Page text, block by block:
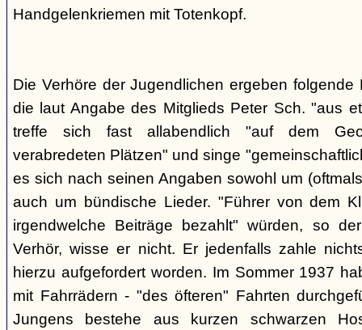
Handgelenkriemen mit Totenkopf.
Die Verhöre der Jugendlichen ergeben folgende
die laut Angabe des Mitglieds Peter Sch. "aus
treffe sich fast allabendlich "auf dem
verabredeten Plätzen" und singe
es sich nach seinen Angaben sowohl um
auch um bündische Lieder. "Führer von dem
irgendwelche Beiträge bezahlt" würden, so
Verhör, wisse er nicht. Er jedenfalls zahle
hierzu aufgefordert worden. Im Sommer 1937
mit Fahrrädern - "des öfteren" Fahrten
Jungens bestehe aus kurzen schwarzen